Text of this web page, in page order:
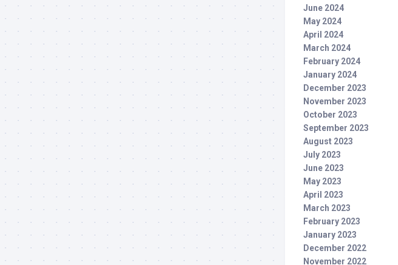
June 2024
May 2024
April 2024
March 2024
February 2024
January 2024
December 2023
November 2023
October 2023
September 2023
August 2023
July 2023
June 2023
May 2023
April 2023
March 2023
February 2023
January 2023
December 2022
November 2022